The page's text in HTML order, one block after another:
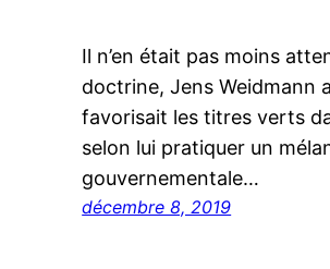
Il n’en était pas moins
doctrine, Jens Weidmann
favorisait les titres verts
selon lui pratiquer un
gouvernementale…
décembre 8, 2019